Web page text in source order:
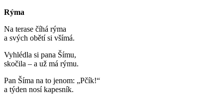
Rýma
Na terase číhá rýma
a svých obětí si všímá.
Vyhlédla si pana Šímu,
skočila – a už má rýmu.
Pan Šíma na to jenom: „Pčík!“
a týden nosí kapesník.